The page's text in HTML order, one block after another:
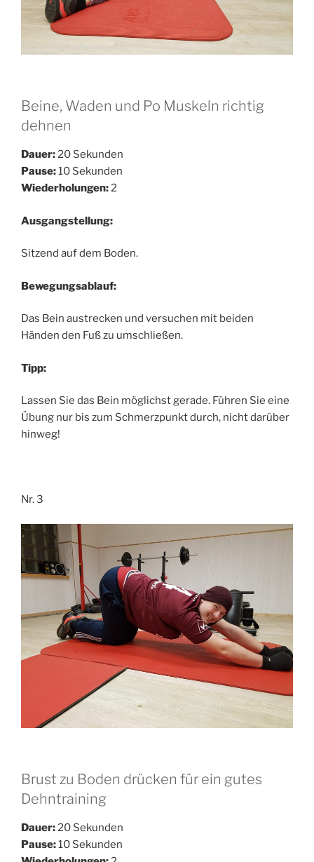
Beine, Waden und Po Muskeln richtig
dehnen
Dauer:20 Sekunden
Pause:10 Sekunden
Wiederholungen:2
Ausgangstellung:
Sitzend auf dem Boden.
Bewegungsablauf:
Das Bein austrecken und versuchen mit beiden
Händen den Fuß zu umschließen.
Tipp:
Lassen Sie das Bein möglichst gerade. Führen Sie eine
Übung nur bis zum Schmerzpunkt durch, nicht darüber
hinweg!
Nr. 3
Brust zu Boden drücken für ein gutes
Dehntraining
Dauer:20 Sekunden
Pause:10 Sekunden